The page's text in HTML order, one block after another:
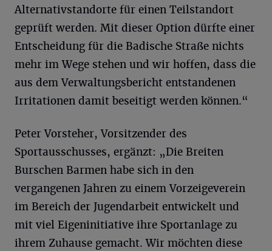
Alternativstandorte für einen Teilstandort
geprüft werden. Mit dieser Option dürfte einer
Entscheidung für die Badische Straße nichts
mehr im Wege stehen und wir hoffen, dass die
aus dem Verwaltungsbericht entstandenen
Irritationen damit beseitigt werden können.“
Peter Vorsteher, Vorsitzender des
Sportausschusses, ergänzt: „Die Breiten
Burschen Barmen habe sich in den
vergangenen Jahren zu einem Vorzeigeverein
im Bereich der Jugendarbeit entwickelt und
mit viel Eigeninitiative ihre Sportanlage zu
ihrem Zuhause gemacht. Wir möchten diese